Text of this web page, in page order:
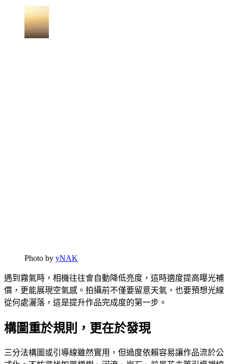
Photo by yNAK
遇到霧氣時，相機往往會自動降低亮度，這時適度提高曝光補
償，更能展現空氣感。拍攝前不僅要留意天氣，也要預想光線
從何處灑落，這是提升作品完成度的第一步。
構圖重於規則，更在於發現
三分法構圖或引導線雖然實用，但過度依賴容易讓作品流於公